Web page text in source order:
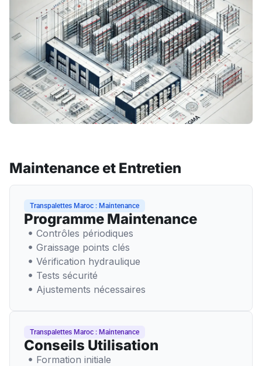
Maintenance et Entretien
Transpalettes Maroc : Maintenance
Programme Maintenance
Contrôles périodiques
Graissage points clés
Vérification hydraulique
Tests sécurité
Ajustements nécessaires
Transpalettes Maroc : Maintenance
Conseils Utilisation
Formation initiale